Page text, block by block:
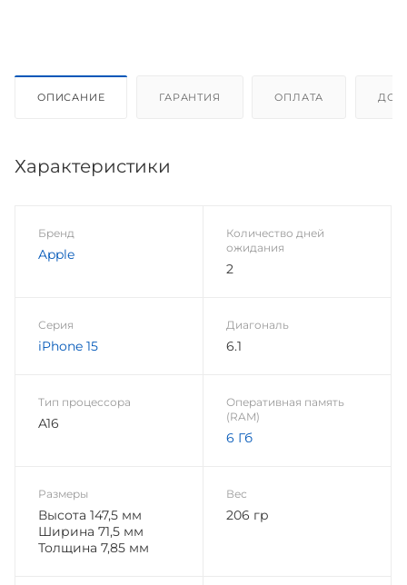
ОПИСАНИЕ ГАРАНТИЯ ОПЛАТА
Характеристики
Бренд
Apple
Количество дней
ожидания
2
Серия
iPhone 15
Диагональ
6.1
Тип процессора
A16
Оперативная память
(RAM)
6 Гб
Размеры
Высота 147,5 мм
Ширина 71,5 мм
Толщина 7,85 мм
Вес
206 гр